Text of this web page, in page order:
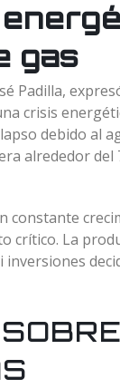
gas
Padilla,
crisis
debido al
alrededor del
constante
crítico. La